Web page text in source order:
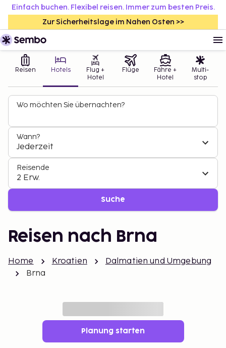
Einfach buchen. Flexibel reisen. Immer zum besten Preis.
Zur Sicherheitslage im Nahen Osten >>
Reisen Hotels
Flug +
Hotel
Flüge
Fähre +
Hotel
Multi-
stop
Wo möchten Sie übernachten?
Wann?
Jederzeit
Reisende
2 Erw.
Suche
Reisen nach Brna
Home Kroatien
Dalmatien und Umgebung
Brna
Planung starten